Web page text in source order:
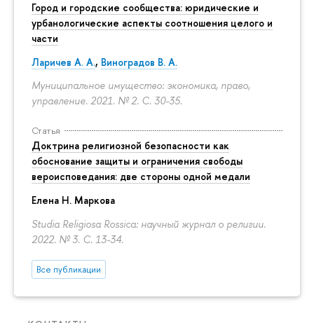
Город и городские сообщества: юридические и
урбанологические аспекты соотношения целого и
части
Ларичев А. А., Виноградов В. А.
Муниципальное имущество: экономика, право,
управление. 2021. № 2. С. 30-35.
Статья
Доктрина религиозной безопасности как
обоснование защиты и ограничения свободы
вероисповедания: две стороны одной медали
Елена Н. Маркова
Studia Religiosa Rossica: научный журнал о религии.
2022. № 3. С. 13-34.
Все публикации